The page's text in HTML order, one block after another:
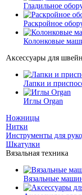
Гладильное
Раскройное
Колонковые
Аксессуары для
Лапки и
Иглы Organ
Ножницы
Нитки
Инструменты для
Шкатулки
Вязальная техника
Вязальные